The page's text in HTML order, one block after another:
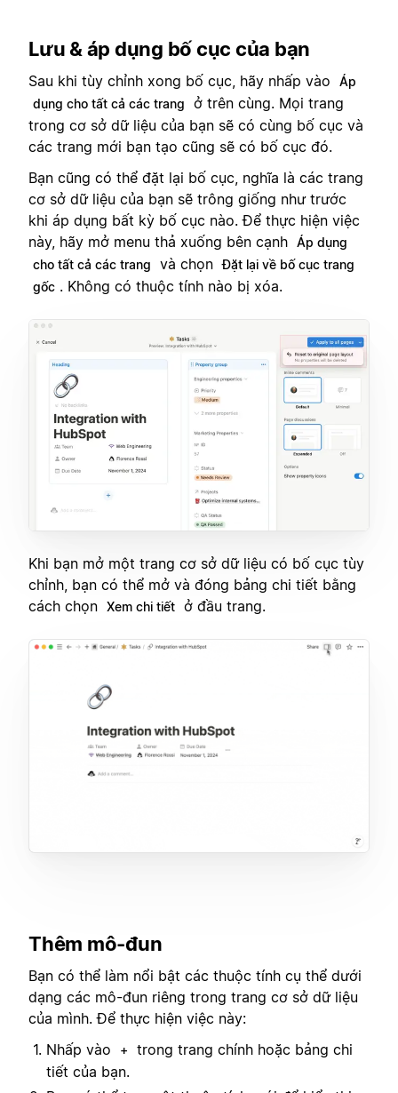
Lưu & áp dụng bố cục của bạn
Sau khi tùy chỉnh xong bố cục, hãy nhấp vào
Áp
dụng cho tất cả các trang
ở trên cùng. Mọi trang
trong cơ sở dữ liệu của bạn sẽ có cùng bố cục và
các trang mới bạn tạo cũng sẽ có bố cục đó.
Bạn cũng có thể đặt lại bố cục, nghĩa là các trang
cơ sở dữ liệu của bạn sẽ trông giống như trước
khi áp dụng bất kỳ bố cục nào. Để thực hiện việc
này, hãy mở menu thả xuống bên cạnh Áp dụng
cho tất cả các trang
và chọn Đặt lại về bố cục trang
gốc . Không có thuộc tính nào bị xóa.
Khi bạn mở một trang cơ sở dữ liệu có bố cục tùy
chỉnh, bạn có thể mở và đóng bảng chi tiết bằng
cách chọn Xem chi tiết ở đầu trang.
Thêm mô-đun
Bạn có thể làm nổi bật các thuộc tính cụ thể dưới
dạng các mô-đun riêng trong trang cơ sở dữ liệu
của mình. Để thực hiện việc này:
Nhấp vào
+
trong trang chính hoặc bảng chi
tiết của bạn.